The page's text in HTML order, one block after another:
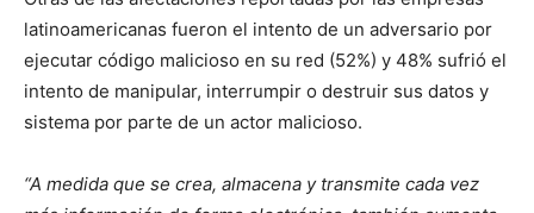
latinoamericanas fueron el intento de un adversario por
ejecutar código malicioso en su red (52%) y 48% sufrió el
intento de manipular, interrumpir o destruir sus datos y
sistema por parte de un actor malicioso.
“A medida que se crea, almacena y transmite cada vez